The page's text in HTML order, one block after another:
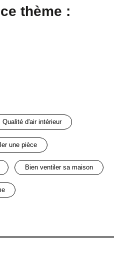
thème :
Qualité d'air intérieur
une pièce
bien ventiler sa maison